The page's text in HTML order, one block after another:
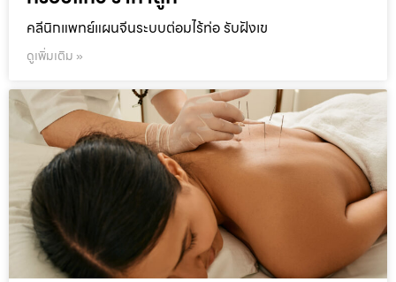
คลีนิกแพทย์แผนจีนระบบต่อมไร้ท่อ รับฝังเข
ดูเพิ่มเติม »